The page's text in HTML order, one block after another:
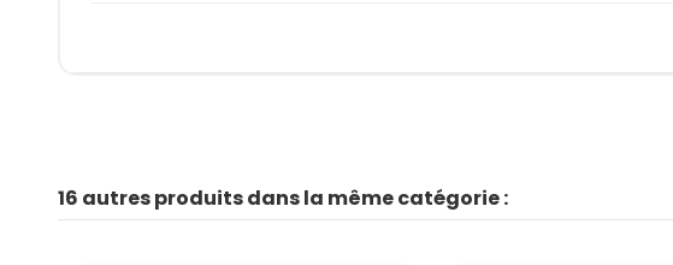
16 autres produits dans la même catégorie :